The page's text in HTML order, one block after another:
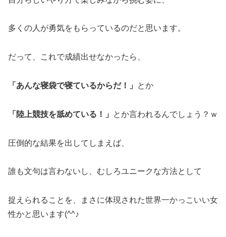
多くの人が勇気をもらっているのだと思います。
だって、これで成績出せなかったら、
「あんな寝袋で寝ているからだ！」 とか
「陸上競技を舐めている！」 とか言われるんでしょう？ｗ
圧倒的な結果を出してしまえば、
誰も文句は言わないし、むしろユニークな方法として
捉えられることを、まさに体現された世界一かっこいい女
性かと思います(^^♪